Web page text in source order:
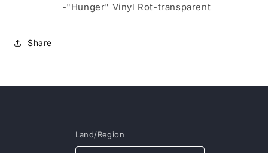
-"Hunger" Vinyl Rot-transparent
Share
Land/Region